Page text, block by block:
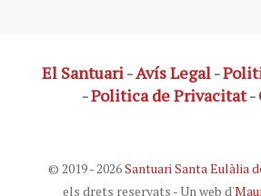
El Santuari-Avís Legal-
-Politica de Privacitat-
© 2019 - 2026Santuari Santa Eulàlia
els drets reservats - Un web d'